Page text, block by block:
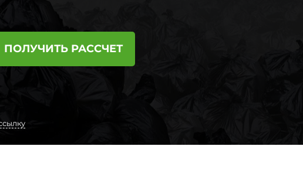
ПОЛУЧИТЬ РАССЧЕТ